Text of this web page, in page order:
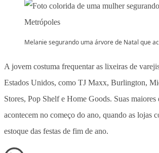
Melanie segurando uma árvore de Natal que
A jovem costuma frequentar as lixeiras de
Estados Unidos, como TJ Maxx, Burlington,
Stores, Pop Shelf e Home Goods. Suas maiores
acontecem no começo do ano, quando as lojas
estoque das festas de fim de ano.